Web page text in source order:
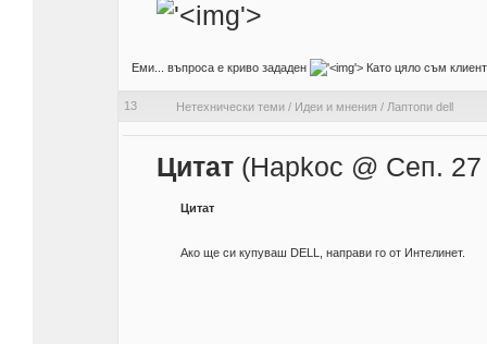
'>
Еми... въпроса е криво зададен '>Като цяло съм
13 Нетехнически теми/ Идеи и мнения / Лаптопи dell
Цитат(Hapkoc @ Сеп. 27
Цитат
Ако ще си купуваш DELL, направи го от Интелинет.